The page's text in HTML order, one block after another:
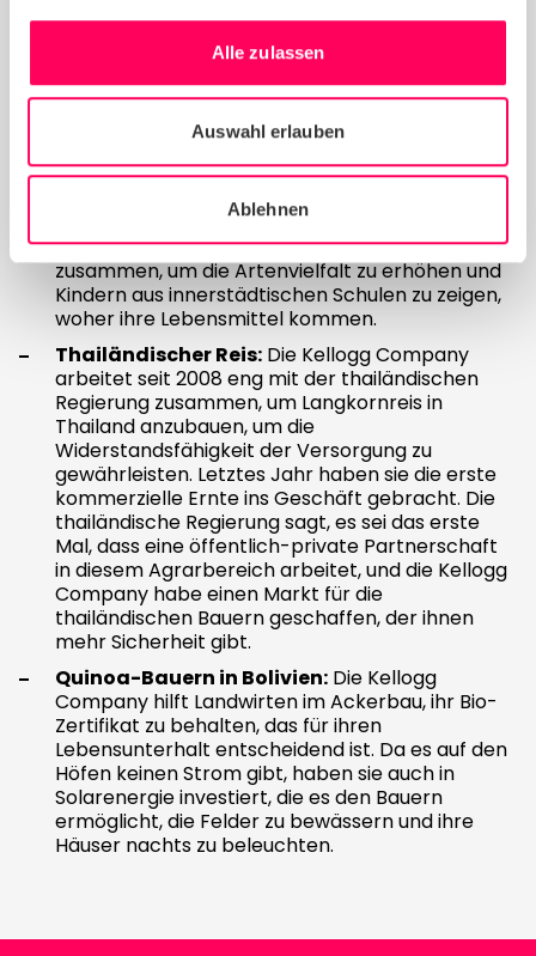
Alle zulassen
Auswahl erlauben
Ablehnen
Schwierigkeit, diese Ziele zu messen und zu
Das ist schwierig – unsere Lieferkette
verändert sich ständig, aber wir ändern unser Ziel
nicht, es bleibt auf jeden Fall gleich, wir machen
Er nannte dann drei Beispiele, auf die die Kellogg
Company stolz ist:
Die Ursprünge von Kellogg's:
Unternehmen arbeitet mit britischen Landwirten
zusammen, um die Artenvielfalt zu erhöhen und
Kindern aus innerstädtischen Schulen zu zeigen,
woher ihre Lebensmittel kommen.
Thailändischer Reis: Die Kellogg Company
arbeitet seit 2008 eng mit der thailändischen
Regierung zusammen, um Langkornreis in
Thailand anzubauen, um die
Widerstandsfähigkeit der Versorgung zu
gewährleisten. Letztes Jahr haben sie die erste
kommerzielle Ernte ins Geschäft gebracht. Die
thailändische Regierung sagt, es sei das erste
Mal, dass eine öffentlich-private Partnerschaft
in diesem Agrarbereich arbeitet, und die Kellogg
Company habe einen Markt für die
thailändischen Bauern geschaffen, der ihnen
mehr Sicherheit gibt.
Quinoa-Bauern in Bolivien: Die Kellogg
Company hilft Landwirten im Ackerbau, ihr Bio-
Zertifikat zu behalten, das für ihren
Lebensunterhalt entscheidend ist. Da es auf den
Höfen keinen Strom gibt, haben sie auch in
Solarenergie investiert, die es den Bauern
ermöglicht, die Felder zu bewässern und ihre
Häuser nachts zu beleuchten.